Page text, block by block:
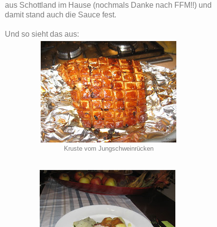
aus Schottland im Hause (nochmals Danke nach FFM!!) und
damit stand auch die Sauce fest.
Und so sieht das aus:
Kruste vom Jungschweinrücken